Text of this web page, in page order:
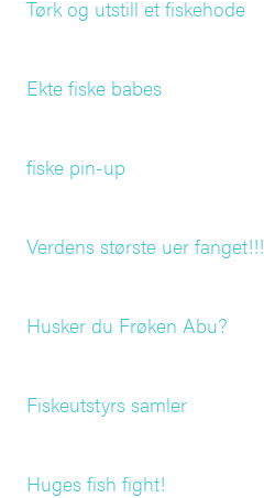
Tørk og utstill et fiskehode
Ekte fiske babes
fiske pin-up
Verdens største uer fanget!!!
Husker du Frøken Abu?
Fiskeutstyrs samler
Huges fish fight!